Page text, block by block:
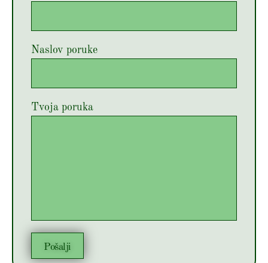
Naslov poruke
Tvoja poruka